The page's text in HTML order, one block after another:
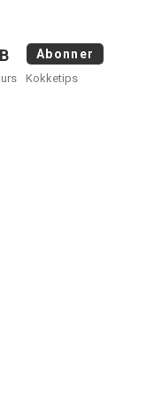
Abonner
Kokketips